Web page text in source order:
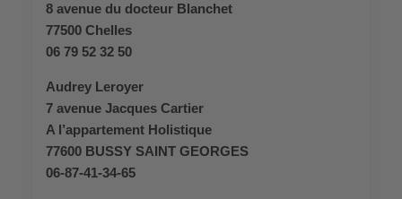
8 avenue du docteur Blanchet
77500 Chelles
06 79 52 32 50
Audrey Leroyer
7 avenue Jacques Cartier
A l’appartement Holistique
77600 BUSSY SAINT GEORGES
06-87-41-34-65